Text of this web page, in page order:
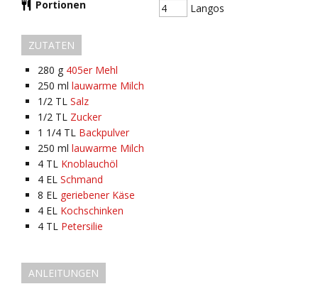
Portionen Langos
ZUTATEN
280 g 405er Mehl
250 ml lauwarme Milch
1/2 TL Salz
1/2 TL Zucker
1 1/4 TL Backpulver
250 ml lauwarme Milch
4 TL Knoblauchöl
4 EL Schmand
8 EL geriebener Käse
4 EL Kochschinken
4 TL Petersilie
ANLEITUNGEN